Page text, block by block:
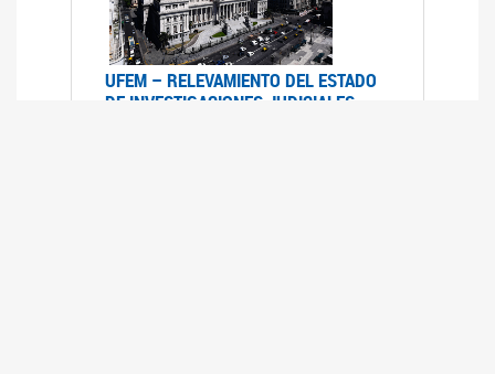
UFEM – RELEVAMIENTO DEL ESTADO
DE INVESTIGACIONES JUDICIALES